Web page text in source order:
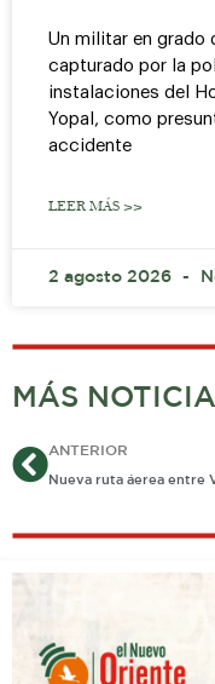
Un militar en grado
capturado por la
instalaciones del
Yopal, como
accidente
LEER MÁS >>
2 agosto 2026
MÁS
AntANTERIOR
Nueva ruta áerea entre